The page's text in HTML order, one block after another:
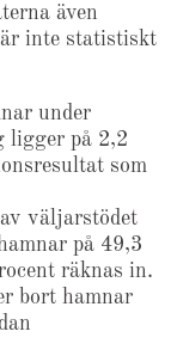
även
inte statistiskt
under
ligger på 2,2
som
väljarstödet
på 49,3
räknas in.
bort hamnar